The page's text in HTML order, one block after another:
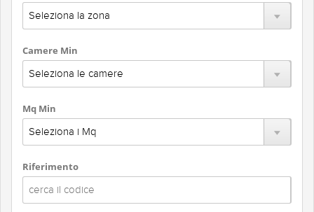
Camere Min
Mq Min
Riferimento